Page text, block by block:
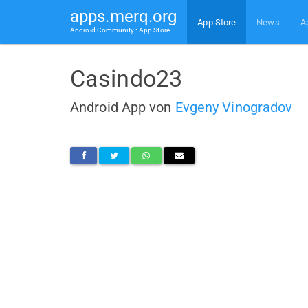
apps.merq.org
Android Community • App Store
App Store News
Casindo23
Android App von Evgeny Vinogradov